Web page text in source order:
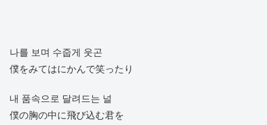
나를 보며 수줍게 웃곤
僕をみてはにかんで笑ったり
내 품속으로 달려드는 널
僕の胸の中に飛び込む君を